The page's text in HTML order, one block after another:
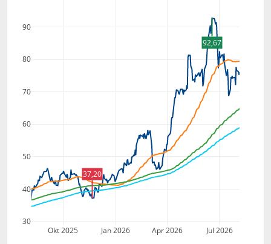
Okt 2025 Jan 2026 Apr 2026 Jul 2026
30
40
50
60
70
80
90
92,67
37,20